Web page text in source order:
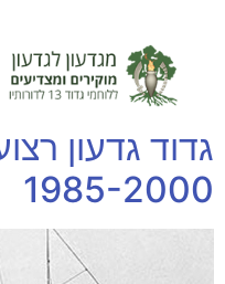
גדוד גדעון
1985-2000